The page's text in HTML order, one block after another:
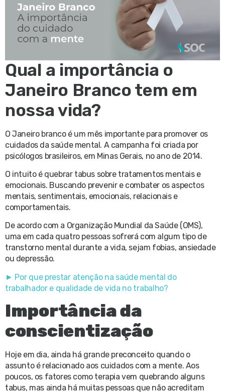
Qual a importância o
Janeiro Branco tem em
nossa vida?
O Janeiro branco é um mês importante para promover os
cuidados da saúde mental. A campanha foi criada por
psicólogos brasileiros, em Minas Gerais, no ano de 2014.
O intuito é quebrar tabus sobre tratamentos mentais e
emocionais. Buscando prevenir e combater os aspectos
mentais, sentimentais, emocionais, relacionais e
comportamentais.
De acordo com a Organização Mundial da Saúde (OMS),
uma em cada quatro pessoas sofrerá com algum tipo de
transtorno mental durante a vida, sejam fobias, ansiedade
ou depressão.
► Por que prestar atenção na saúde mental do
trabalhador e qualidade de vida no trabalho?
Importância da
conscientização
Hoje em dia, ainda há grande preconceito quando o
assunto é relacionado aos cuidados com a mente. Aos
poucos, os fatores como terapia vem quebrando alguns
tabus, mas ainda há muitas pessoas que não acreditam